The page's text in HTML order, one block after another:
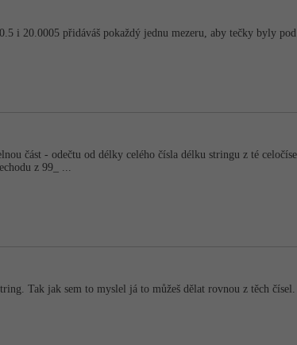
i 20.0005 přidáváš pokaždý jednu mezeru, aby tečky byly
část - odečtu od délky celého čísla délku stringu z té
z 99_ ...
Tak jak sem to myslel já to můžeš dělat rovnou z těch čísel.